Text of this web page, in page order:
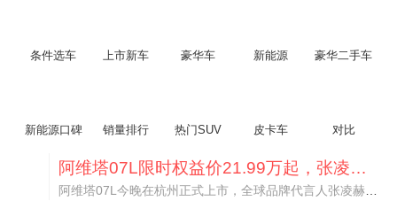
条件选车 上市新车 豪华车 新能源 豪华二手车
新能源口碑 销量排行 热门SUV 皮卡车 对比
阿维塔07L限时权益价21.99万起，张凌赫成首位车主
阿维塔07L今晚在杭州正式上市，全球品牌代言人张凌赫现场提车，成为这台车的第一位主人。三个版本：Elite纯电版22.99万，Max+后驱纯电版24.99万，Ultra三电机四驱版27.99万。